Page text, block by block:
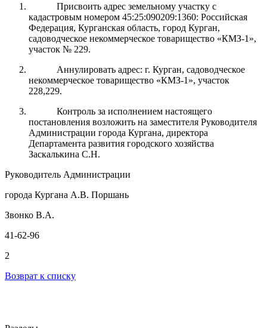
Присвоить адрес земельному участку с
кадастровым номером 45:25:090209:1360: Российская
Федерация, Курганская область, город Курган,
садоводческое некоммерческое товарищество «КМЗ-1»,
участок № 229.
Аннулировать адрес: г. Курган, садоводческое
некоммерческое товарищество «КМЗ-1», участок
228,229.
Контроль за исполнением настоящего
постановления возложить на заместителя Руководителя
Администрации города Кургана, директора
Департамента развития городского хозяйства
Заскалькина С.Н.
Руководитель Администрации
города Кургана А.В. Поршань
Звонко В.А.
41-62-96
2
Возврат к списку